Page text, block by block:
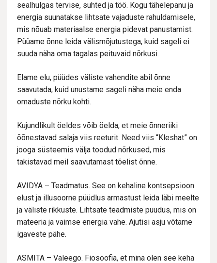
sealhulgas tervise, suhted ja töö. Kogu tähelepanu ja
energia suunatakse lihtsate vajaduste rahuldamisele,
mis nõuab materiaalse energia pidevat panustamist.
Püüame õnne leida välismõjutustega, kuid sageli ei
suuda näha oma tagalas peituvaid nõrkusi.
Elame elu, püüdes väliste vahendite abil õnne
saavutada, kuid unustame sageli näha meie enda
omaduste nõrku kohti.
Kujundlikult öeldes võib öelda, et meie õnneriiki
õõnestavad salaja viis reeturit. Need viis “Kleshat” on
jooga süsteemis välja toodud nõrkused, mis
takistavad meil saavutamast tõelist õnne.
AVIDYA – Teadmatus. See on kehaline kontsepsioon
elust ja illusoorne püüdlus armastust leida läbi meelte
ja väliste rikkuste. Lihtsate teadmiste puudus, mis on
mateeria ja vaimse energia vahe. Ajutisi asju võtame
igaveste pähe.
ASMITA – Valeego. Fiosoofia, et mina olen see keha